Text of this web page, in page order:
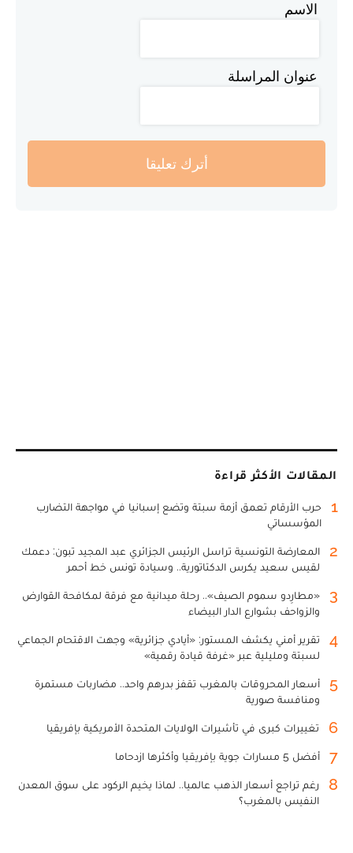
الاسم
عنوان المراسلة
أترك تعليقا
المقالات الأكثر قراءة
1
حرب الأرقام تعمق أزمة سبتة وتضع إسبانيا في مواجهة التضارب
المؤسساتي
2
المعارضة التونسية تراسل الرئيس الجزائري عبد المجيد تبون: دعمك
لقيس سعيد يكرس الدكتاتورية.. وسيادة تونس خط أحمر
3
«مطارِدو سموم الصيف».. رحلة ميدانية مع فرقة لمكافحة القوارض
والزواحف بشوارع الدار البيضاء
4
تقرير أمني يكشف المستور: «أيادي جزائرية» وجهت الاقتحام الجماعي
لسبتة ومليلية عبر «غرفة قيادة رقمية»
5
أسعار المحروقات بالمغرب تقفز بدرهم واحد.. مضاربات مستمرة
ومنافسة صورية
6 تغييرات كبرى في تأشيرات الولايات المتحدة الأمريكية بإفريقيا
7 أفضل 5 مسارات جوية بإفريقيا وأكثرها ازدحاما
8
رغم تراجع أسعار الذهب عالميا.. لماذا يخيم الركود على سوق المعدن
النفيس بالمغرب؟